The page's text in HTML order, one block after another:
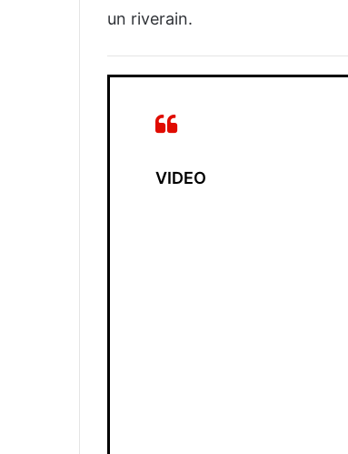
un riverain.
VIDEO